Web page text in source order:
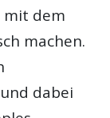
mit dem
machen.
dabei